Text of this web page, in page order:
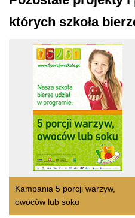
których szkoła
Kampania 5 porcji warzyw,
owoców lub soku